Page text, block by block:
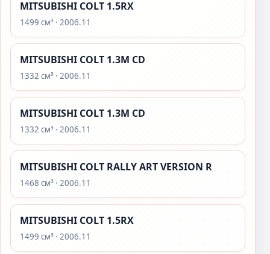
MITSUBISHI COLT 1.5RX
1499 см³ · 2006.11
MITSUBISHI COLT 1.3M CD
1332 см³ · 2006.11
MITSUBISHI COLT 1.3M CD
1332 см³ · 2006.11
MITSUBISHI COLT RALLY ART VERSION R
1468 см³ · 2006.11
MITSUBISHI COLT 1.5RX
1499 см³ · 2006.11